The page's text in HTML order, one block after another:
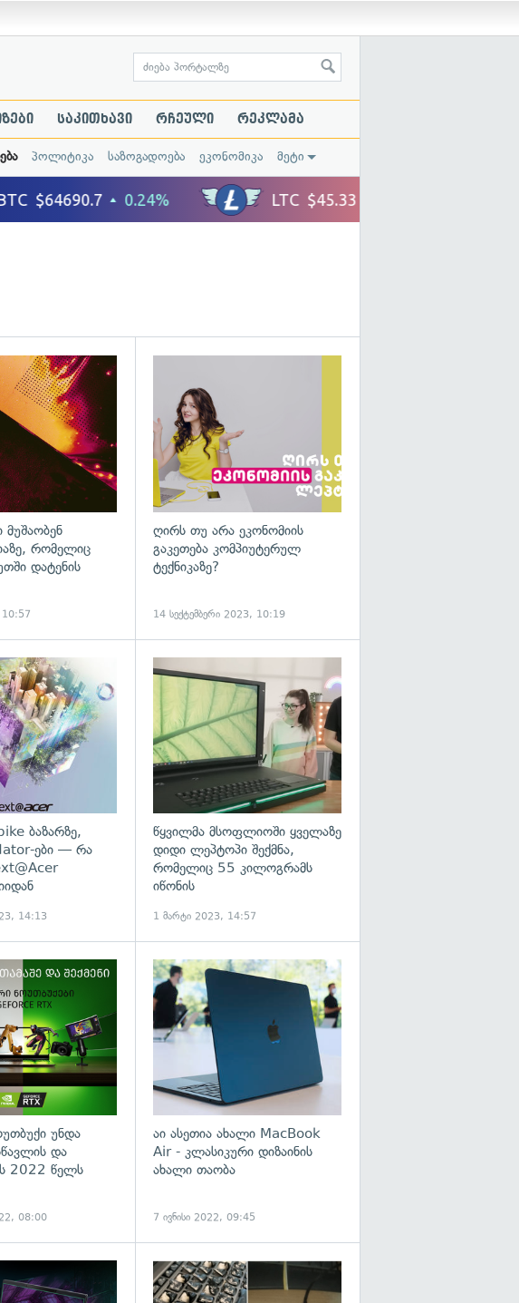
საკითხავი რჩეული რეკლამა
პოლიტიკა საზოგადოება ეკონომიკა მეტი
მუშაობენ
რომელიც
დატენის
10:57
ღირს თუ არა ეკონომიის
გაკეთება კომპიუტერულ
ტექნიკაზე?
14 სექტემბერი 2023, 10:19
ბაზარზე,
ები — რა
14:13
წყვილმა მსოფლიოში ყველაზე
დიდი ლეპტოპი შექმნა,
რომელიც 55 კილოგრამს
იწონის
1 მარტი 2023, 14:57
უნდა
და
2022 წელს
08:00
აი ასეთია ახალი MacBook
Air - კლასიკური დიზაინის
ახალი თაობა
7 ივნისი 2022, 09:45